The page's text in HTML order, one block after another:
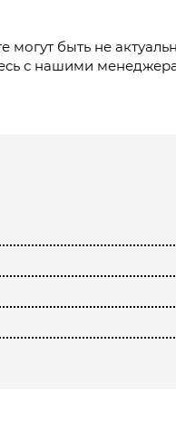
быть не
с нашими